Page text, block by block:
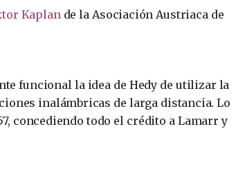
Kaplande la Asociación Austriaca de
funcional la idea de Hedy de utilizar la
inalámbricas de larga distancia. Lo
concediendo todo el crédito a Lamarr y